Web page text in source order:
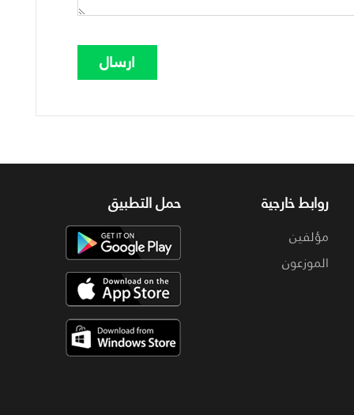
روابط خارجية
مؤلفين
الموزعون
حمل التطبيق